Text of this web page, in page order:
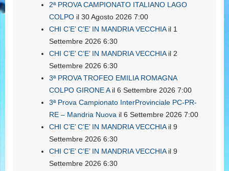
2ª PROVA CAMPIONATO ITALIANO LAGO
COLPO il 30 Agosto 2026 7:00
CHI C’E’ C’E’ IN MANDRIA VECCHIAil 1
Settembre 2026 6:30
CHI C’E’ C’E’ IN MANDRIA VECCHIAil 2
Settembre 2026 6:30
3ª PROVA TROFEO EMILIA ROMAGNA
COLPO GIRONE Ail 6 Settembre 2026 7:00
3ª Prova Campionato InterProvinciale PC-PR-
RE – Mandria Nuova il 6 Settembre 2026 7:00
CHI C’E’ C’E’ IN MANDRIA VECCHIAil 9
Settembre 2026 6:30
CHI C’E’ C’E’ IN MANDRIA VECCHIAil 9
Settembre 2026 6:30